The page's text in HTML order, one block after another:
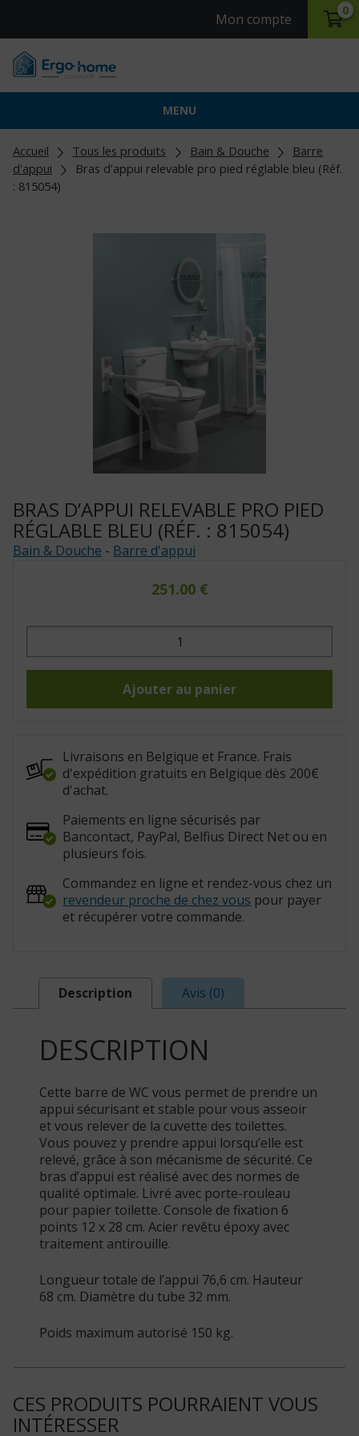
Mon compte
0
MENU
Accueil Tous les produits Bain & Douche
Barre
d'appui
Bras d’appui relevable pro pied réglable bleu (Réf.
: 815054)
BRAS D’APPUI RELEVABLE PRO PIED
RÉGLABLE BLEU (RÉF. : 815054)
Bain & Douche - Barre d'appui
251.00 €
quantité
Bras
réglable
815054)
Ajouter au panier
Livraisons en Belgique et France. Frais
d'expédition gratuits en Belgique dès 200€
d'achat.
Paiements en ligne sécurisés par
Bancontact, PayPal, Belfius Direct Net ou en
plusieurs fois.
Commandez en ligne et rendez-vous chez un
revendeur proche de chez vous pour payer
et récupérer votre commande.
Description Avis (0)
DESCRIPTION
Cette barre de WC vous permet de prendre un
appui sécurisant et stable pour vous asseoir
et vous relever de la cuvette des toilettes.
Vous pouvez y prendre appui lorsqu’elle est
relevé, grâce à son mécanisme de sécurité. Ce
bras d’appui est réalisé avec des normes de
qualité optimale. Livré avec porte-rouleau
pour papier toilette. Console de fixation 6
points 12 x 28 cm. Acier revêtu époxy avec
traitement antirouille.
Longueur totale de l’appui 76,6 cm. Hauteur
68 cm. Diamètre du tube 32 mm.
Poids maximum autorisé 150 kg.
CES PRODUITS POURRAIENT VOUS
INTÉRESSER